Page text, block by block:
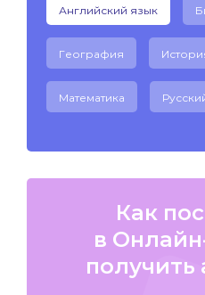
Английский язык
География
Математика
Как
в
получить